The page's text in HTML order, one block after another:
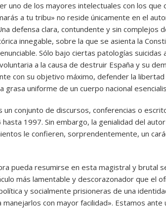
uno de los mayores intelectuales con los que
a tu tribu» no reside únicamente en el
defensa clara, contundente y sin complejos
innegable, sobre la que se asienta la
Sólo bajo ciertas patologías suicidas
a la causa de destruir España y su
con su objetivo máximo, defender la
grasa uniforme de un cuerpo nacional
un conjunto de discursos, conferencias o
1997. Sin embargo, la genialidad del
le confieren, sorprendentemente, un
pueda resumirse en esta magistral y brutal
más lamentable y descorazonador que el
y socialmente prisioneras de una
con mayor facilidad». Estamos ante